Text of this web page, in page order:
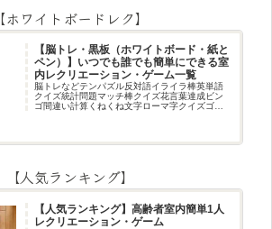
【ホワイトボードレク】
【脳トレ・黒板（ホワイトボード・紙と
ペン）】いつでも誰でも簡単にできる室
内レクリエーション・ゲーム一覧
脳トレなどテンパズル反対語イライラ棒英単語
クイズ統計問題マッチ棒クイズ花言葉達成ビン
ゴ間違い計算くねくね文字ローマ字クイズゴロ
【人気ランキング】
【人気ランキング】高齢者室内簡単1人
レクリエーション・ゲーム